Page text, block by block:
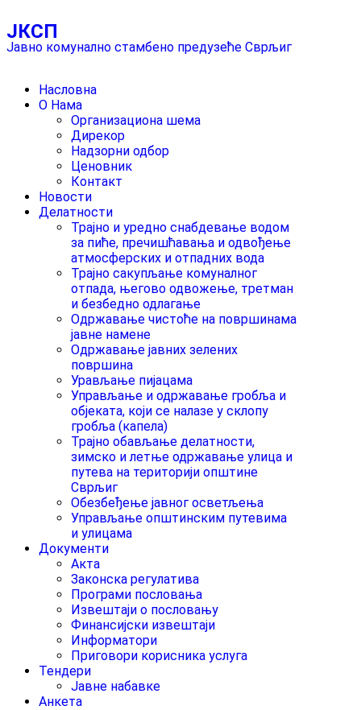
ЈКСП
Јавно комунално стамбено предузеће Сврљиг
Насловна
О Нама
Организациона шема
Дирекор
Надзорни одбор
Ценовник
Контакт
Новости
Делатности
Трајно и уредно снабдевање водом
за пиће, пречишћавања и одвођење
атмосферских и отпадних вода
Трајно сакупљање комуналног
отпада, његово одвожење, третман
и безбедно одлагање
Одржавање чистоће на површинама
јавне намене
Одржавање јавних зелених
површина
Урављање пијацама
Управљање и одржавање гробља и
објеката, који се налазе у склопу
гробља (капела)
Трајно обављање делатности,
зимско и летње одржавање улица и
путева на територији општине
Сврљиг
Обезбеђење јавног осветљења
Управљање општинским путевима
и улицама
Документи
Акта
Законска регулатива
Програми пословања
Извештаји о пословању
Финансијски извештаји
Информатори
Приговори корисника услуга
Тендери
Јавне набавке
Анкета